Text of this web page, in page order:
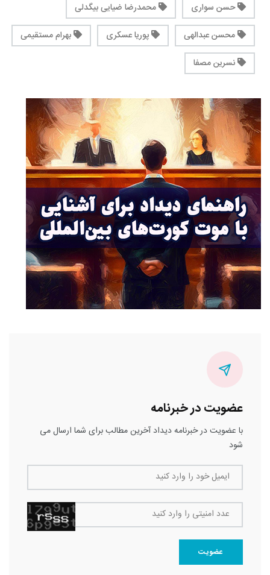
حسن سواری
محمدرضا ضیایی بیگدلی
محسن عبدالهی
پوریا عسکری
بهرام مستقیمی
نسرین مصفا
عضویت در خبرنامه
با عضویت در خبرنامه دیداد آخرین مطالب برای شما ارسال می
شود
ایمیل خود را وارد کنید
عدد امنیتی را وارد کنید
عضویت